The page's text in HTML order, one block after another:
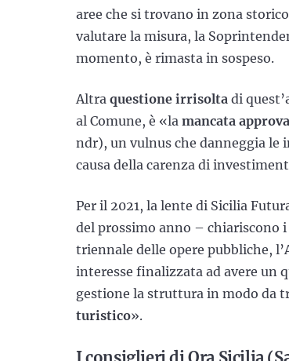
aree che si trovano in zona
valutare la misura, la
momento, è rimasta in sospeso.
Altra questione irrisolta di
al Comune, è «la mancata
ndr), un vulnus che danneggia
causa della carenza di
Per il 2021, la lente di Sicilia
del prossimo anno – chiariscono
triennale delle opere pubbliche,
interesse finalizzata ad avere un
gestione la struttura in modo da
turistico».